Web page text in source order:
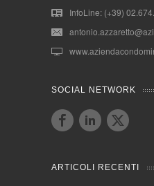
InfoLine: (+39)
SOCIAL NETWORK
ARTICOLI RECENTI